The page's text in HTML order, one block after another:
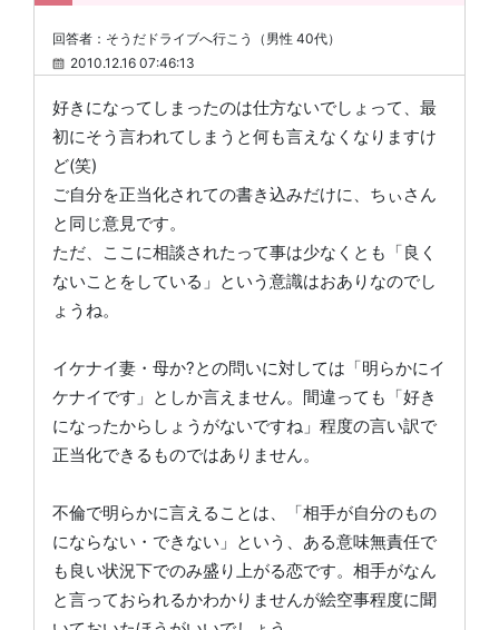
回答者：そうだドライブへ行こう（男性 40代）
2010.12.16 07:46:13
好きになってしまったのは仕方ないでしょって、最
初にそう言われてしまうと何も言えなくなりますけ
ど(笑)
ご自分を正当化されての書き込みだけに、ちぃさん
と同じ意見です。
ただ、ここに相談されたって事は少なくとも「良く
ないことをしている」という意識はおありなのでし
ょうね。
イケナイ妻・母か?との問いに対しては「明らかにイ
ケナイです」としか言えません。間違っても「好き
になったからしょうがないですね」程度の言い訳で
正当化できるものではありません。
不倫で明らかに言えることは、「相手が自分のもの
にならない・できない」という、ある意味無責任で
も良い状況下でのみ盛り上がる恋です。相手がなん
と言っておられるかわかりませんが絵空事程度に聞